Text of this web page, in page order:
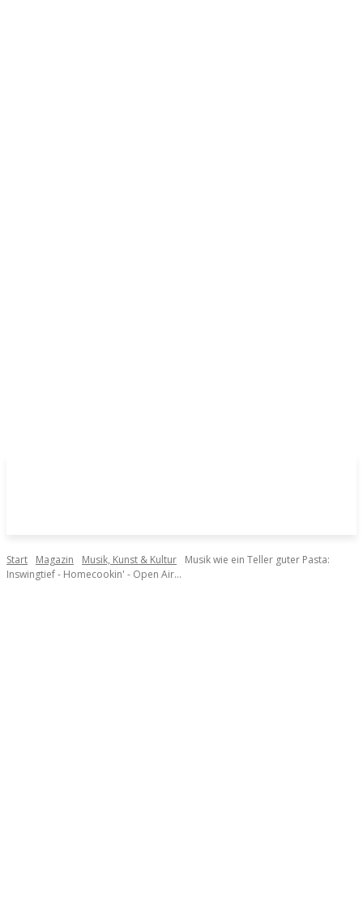
Start Magazin Musik, Kunst & Kultur
Musik wie ein Teller guter Pasta:
Inswingtief - Homecookin' - Open Air...